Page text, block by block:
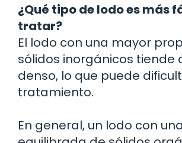
¿Qué tipo de lodo es más
tratar?
El lodo con una mayor
sólidos inorgánicos tiende
denso, lo que puede
tratamiento.
En general, un lodo con